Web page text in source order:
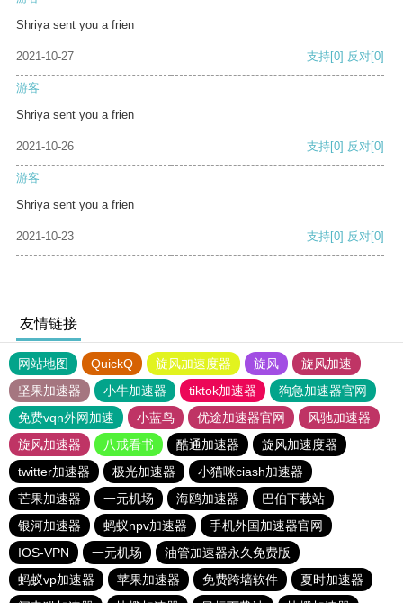
Shriya sent you a frien
2021-10-27 支持[0] 反对[0]
游客
Shriya sent you a frien
2021-10-26 支持[0] 反对[0]
游客
Shriya sent you a frien
2021-10-23 支持[0] 反对[0]
友情链接
网站地图 QuickQ 旋风加速度器 旋风
旋风加速
坚果加速器
小牛加速器 tiktok加速器
狗急加速器官网
免费vqn外网加速
小蓝鸟 优途加速器官网
风驰加速器
旋风加速器
八戒看书 酷通加速器
旋风加速度器
twitter加速器
极光加速器
小猫咪ciash加速器
芒果加速器
一元机场 海鸥加速器
巴伯下载站
银河加速器
蚂蚁npv加速器
手机外国加速器官网
IOS-VPN
一元机场
油管加速器永久免费版
蚂蚁vp加速器
苹果加速器 免费跨墙软件
夏时加速器